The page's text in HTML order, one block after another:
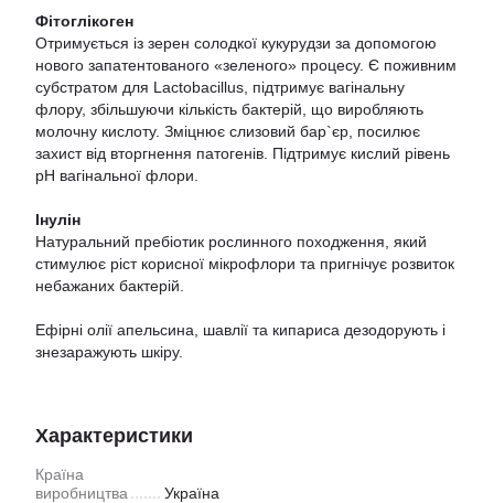
Фітоглікоген
Отримується із зерен солодкої кукурудзи за допомогою
нового запатентованого «зеленого» процесу. Є поживним
субстратом для Lactobacillus, підтримує вагінальну
флору, збільшуючи кількість бактерій, що виробляють
молочну кислоту. Зміцнює слизовий бар`єр, посилює
захист від вторгнення патогенів. Підтримує кислий рівень
pH вагінальної флори.
Інулін
Натуральний пребіотик рослинного походження, який
стимулює ріст корисної мікрофлори та пригнічує розвиток
небажаних бактерій.
Ефірні олії апельсина, шавлії та кипариса дезодорують і
знезаражують шкіру.
Характеристики
Країна
виробництва
Україна